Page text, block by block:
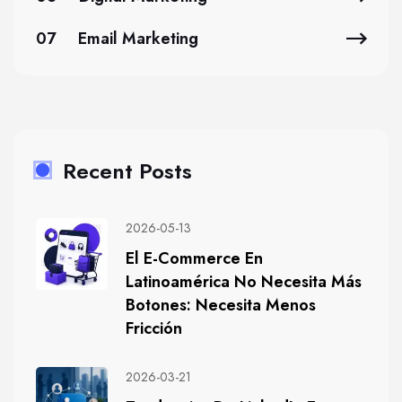
07
Email Marketing
Recent Posts
2026-05-13
El E-Commerce En
Latinoamérica No Necesita Más
Botones: Necesita Menos
Fricción
2026-03-21